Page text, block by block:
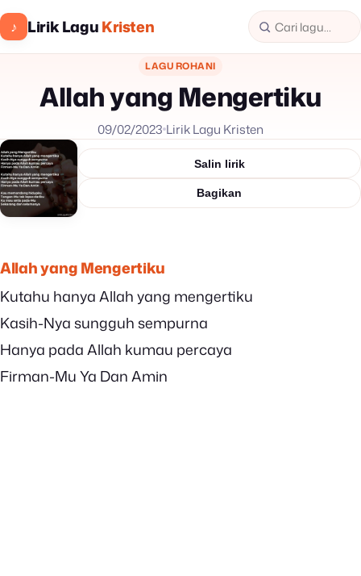
♪ Lirik LaguKristen
LAGU ROHANI
Allah yang Mengertiku
09/02/2023 Lirik Lagu Kristen
Salin lirik
Bagikan
Allah yang Mengertiku
Kutahu hanya Allah yang mengertiku
Kasih-Nya sungguh sempurna
Hanya pada Allah kumau percaya
Firman-Mu Ya Dan Amin